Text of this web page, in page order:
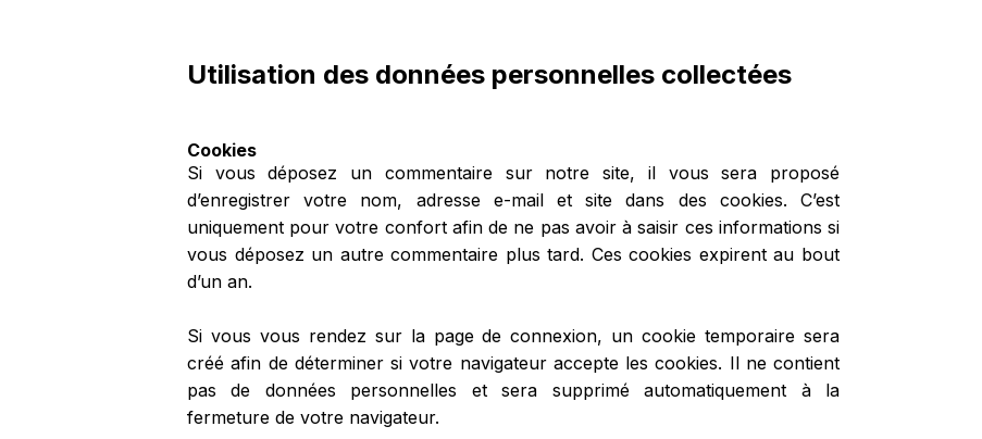
Utilisation des données personnelles collectées
Cookies
Si vous déposez un commentaire sur notre site, il vous sera proposé
d’enregistrer votre nom, adresse e-mail et site dans des cookies. C’est
uniquement pour votre confort afin de ne pas avoir à saisir ces informations si
vous déposez un autre commentaire plus tard. Ces cookies expirent au bout
d’un an.
Si vous vous rendez sur la page de connexion, un cookie temporaire sera
créé afin de déterminer si votre navigateur accepte les cookies. Il ne contient
pas de données personnelles et sera supprimé automatiquement à la
fermeture de votre navigateur.